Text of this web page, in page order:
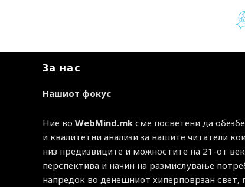
За нас
Нашиот фокус
Ние во WebMind.mk сме посветени да
и квалитетни анализи за нашите читатели
низ предизвиците и можностите на 21-от
перспектива и начин на размислување
напредок во денешниот хиперповрзан свет,